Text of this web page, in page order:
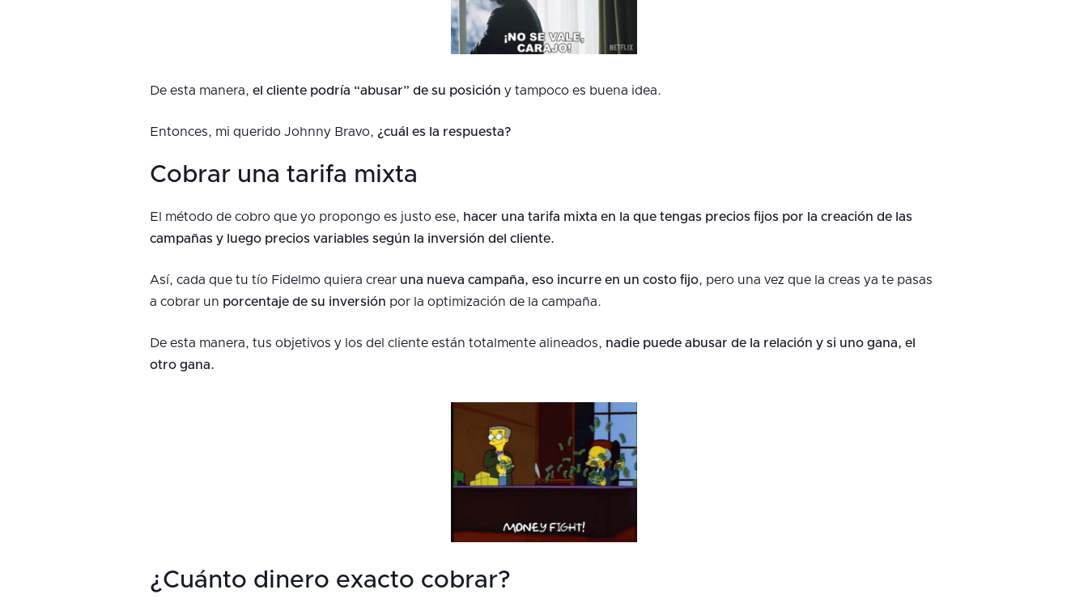
De esta manera, el cliente podría “abusar” de su posición y tampoco es buena idea.
Entonces, mi querido Johnny Bravo, ¿cuál es la respuesta?
Cobrar una tarifa mixta
El método de cobro que yo propongo es justo ese, hacer una tarifa mixta en la que tengas precios fijos por la creación de las
campañas y luego precios variables según la inversión del cliente.
Así, cada que tu tío Fidelmo quiera crear una nueva campaña, eso incurre en un costo fijo, pero una vez que la creas ya te pasas
a cobrar un porcentaje de su inversión por la optimización de la campaña.
De esta manera, tus objetivos y los del cliente están totalmente alineados, nadie puede abusar de la relación y si uno gana, el
otro gana.
¿Cuánto dinero exacto cobrar?